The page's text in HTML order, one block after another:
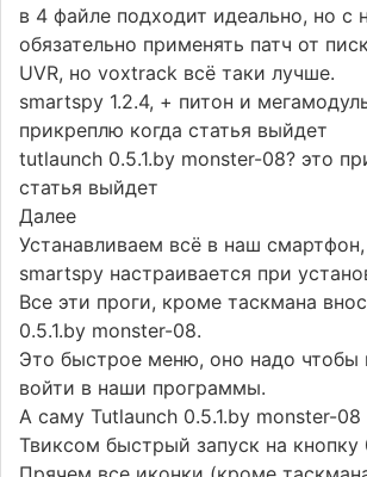
в 4 файле подходит идеально, но с
обязательно применять патч от
UVR, но voxtrack всё таки лучше.
smartspy 1.2.4, + питон и
прикреплю когда статья выйдет
tutlaunch 0.5.1.by monster-08? это
статья выйдет
Далее
Устанавливаем всё в наш смартфон,
smartspy настраивается при
Все эти проги, кроме таскмана
0.5.1.by monster-08.
Это быстрое меню, оно надо чтобы
войти в наши программы.
А саму Tutlaunch 0.5.1.by monster-08
Твиксом быстрый запуск на кнопку